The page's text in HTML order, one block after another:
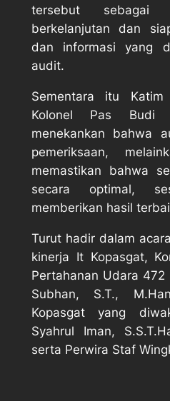
tersebut sebagai
berkelanjutan dan
dan informasi yang
audit.
Sementara itu
Kolonel Pas Budi
menekankan bahwa
pemeriksaan,
memastikan bahwa
secara optimal,
memberikan hasil
Turut hadir dalam
kinerja It Kopasgat,
Pertahanan Udara 472
Subhan, S.T.,
Kopasgat yang
Syahrul Iman,
serta Perwira Staf